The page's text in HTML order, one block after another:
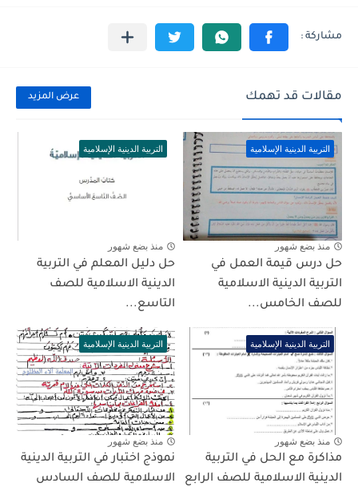
مقالات قد تهمك عرض المزيد
التربية الدينية الإسلامية
منذ بضع شهور
حل درس قيمة العمل في
التربية الدينية الاسلامية
للصف الخامس...
التربية الدينية الإسلامية
منذ بضع شهور
حل دليل المعلم في التربية
الدينية الاسلامية للصف
التاسع...
التربية الدينية الإسلامية
منذ بضع شهور
مذاكرة مع الحل في التربية
الدينية الاسلامية للصف الرابع
التربية الدينية الإسلامية
منذ بضع شهور
نموذج اختبار في التربية الدينية
الاسلامية للصف السادس